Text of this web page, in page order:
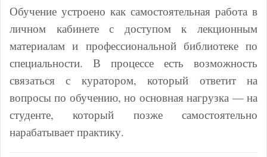
Обучение устроено как самостоятельная работа в
личном кабинете с доступом к лекционным
материалам и профессиональной библиотеке по
специальности. В процессе есть возможность
связаться с куратором, который ответит на
вопросы по обучению, но основная нагрузка — на
студенте, который позже самостоятельно
нарабатывает практику.